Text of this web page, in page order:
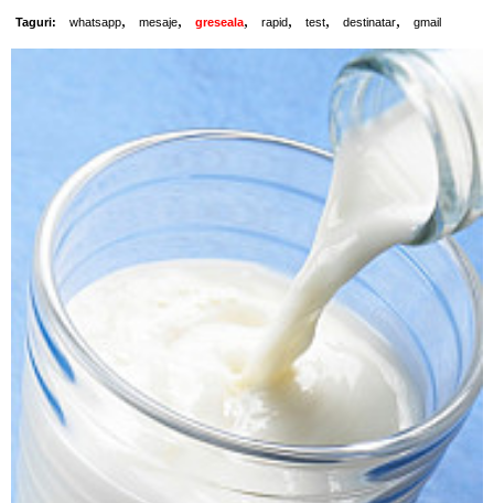
Taguri: whatsapp, mesaje, greseala, rapid, test, destinatar, gmail